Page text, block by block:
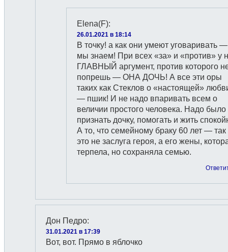
Elena(F):
26.01.2021 в 18:14
В точку! а как они умеют уговаривать —
мы знаем! При всех «за» и «против» у
ГЛАВНЫЙ аргумент, против которого
попрешь — ОНА ДОЧЬ! А все эти оры
таких как Стеклов о «настоящей»
— пшик! И не надо впаривать всем о
величии простого человека. Надо было
признать дочку, помогать и жить
А то, что семейному браку 60 лет — так
это не заслуга героя, а его жены,
терпела, но сохраняла семью.
Дон Педро:
31.01.2021 в 17:39
Вот, вот. Прямо в яблочко